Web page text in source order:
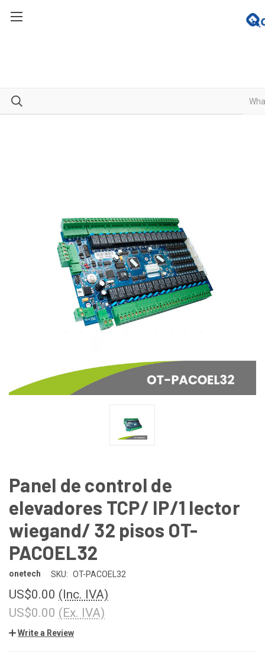
Panel de control de
elevadores TCP/ IP/1 lector
wiegand/ 32 pisos OT-
PACOEL32
onetech SKU: OT-PACOEL32
US$0.00 (Inc. IVA)
US$0.00 (Ex. IVA)
Write a Review